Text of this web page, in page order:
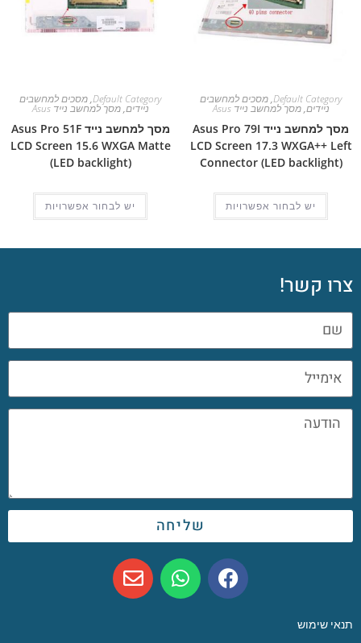
Default Category
,מסכים למחשבים
ניידים,מסך למחשב נייד Asus
מסך למחשב נייד Asus Pro 79I
LCD Screen 17.3 WXGA++ Left
Connector (LED backlight)
יש לבחור אפשרויות
Default Category
,מסכים למחשבים
ניידים,מסך למחשב נייד Asus
מסך למחשב נייד Asus Pro 51F
LCD Screen 15.6 WXGA Matte
(LED backlight)
יש לבחור אפשרויות
צרו קשר!
שליחה
תנאי שימוש